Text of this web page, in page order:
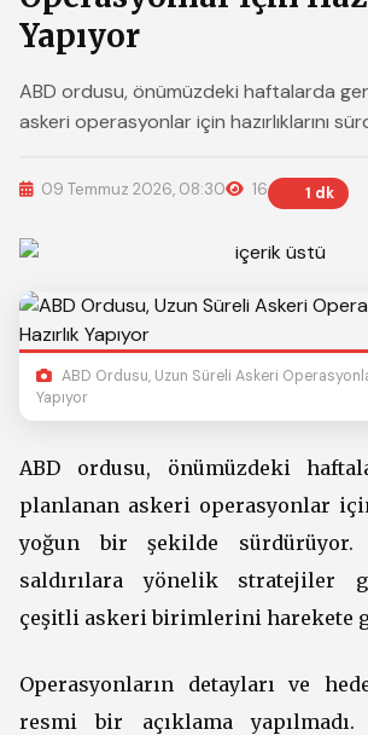
Yapıyor
ABD ordusu, önümüzdeki haftalarda
askeri operasyonlar için hazırlıklarını
09 Temmuz 2026, 08:30 16 1 dk
ABD Ordusu, Uzun Süreli Askeri
Yapıyor
ABD ordusu, önümüzdeki
planlanan askeri operasyonlar
yoğun bir şekilde sürdürüyor.
saldırılara yönelik stratejiler
çeşitli askeri birimlerini harekete
Operasyonların detayları ve
resmi bir açıklama